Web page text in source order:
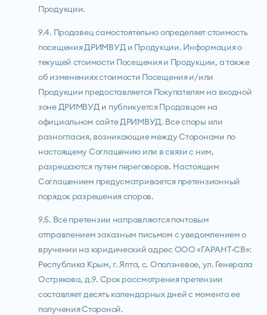
Продукции.
9.4. Продавец самостоятельно определяет стоимость
посещения ДРИМВУД и Продукции. Информация о
текущей стоимости Посещения и Продукции, а также
об изменениях стоимости Посещения и/или
Продукции предоставляется Покупателям на входной
зоне ДРИМВУД и публикуется Продавцом на
официальном сайте ДРИМВУД. Все споры или
разногласия, возникающие между Сторонами по
настоящему Соглашению или в связи с ним,
разрешаются путем переговоров. Настоящим
Соглашением предусматривается претензионный
порядок разрешения споров.
9.5. Все претензии направляются почтовым
отправлением заказным письмом с уведомлением о
вручении на юридический адрес ООО «ГАРАНТ-СВ»:
Республика Крым, г. Ялта, с. Оползневое, ул. Генерала
Острякова, д.9. Срок рассмотрения претензии
составляет десять календарных дней с момента ее
получения Стороной.